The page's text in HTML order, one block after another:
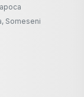
Someseni